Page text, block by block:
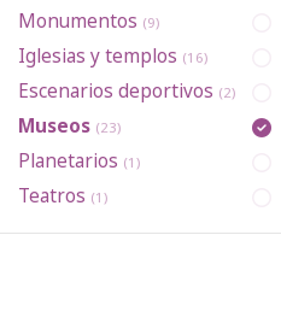
Monumentos (9)
Iglesias y templos (16)
Escenarios deportivos (2)
Museos (23)
Planetarios (1)
Teatros (1)